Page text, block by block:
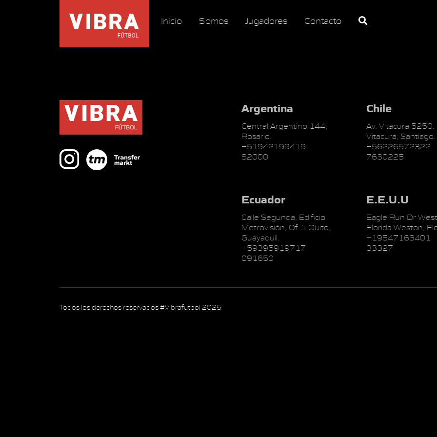
Inicio Somos Jugadores Contacto
Argentina
Central Argentino 144,
Rosario.
+51942199419
S2000
Chile
Av. Vitacura
Vitacura, Santiago.
+56226572322
7630225
Ecuador
Calle Segunda, Edificio
Metrovisión, Of. 1 Quito,
Guayaquil.
+59395919717
091650
E.E.U.U
Eagle Run Dr
Florida Weston,
+19547163401
33327
Todos los derechos reservados #Vibrafutbol 2025